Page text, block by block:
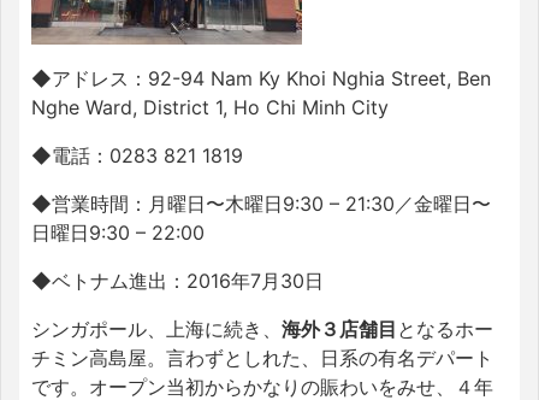
◆アドレス： 92-94 Nam Ky Khoi Nghia Street, Ben
Nghe Ward, District 1, Ho Chi Minh City
◆電話： 0283 821 1819
◆営業時間：月曜日〜木曜日9:30 – 21:30 ／金曜日〜
日曜日9:30 – 22:00
◆ベトナム進出： 2016年7月 30日
シンガポール、上海に続き、 海外３店舗目 となるホー
チミン高島屋。言わずとしれた、日系の有名デパート
です。オープン当初からかなりの賑わいをみせ、４年